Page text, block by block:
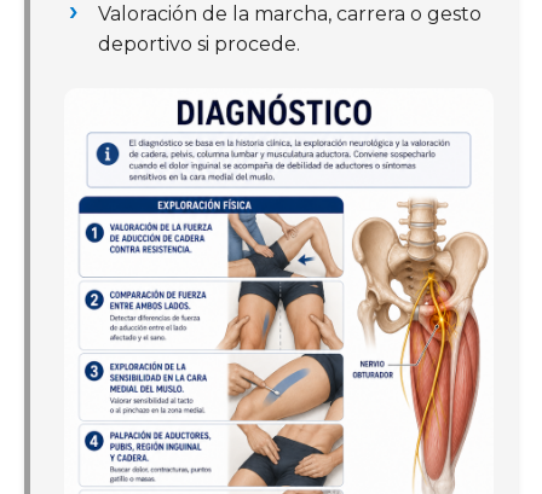
Valoración de la marcha, carrera o gesto
deportivo si procede.